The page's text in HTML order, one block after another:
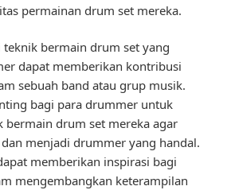
permainan drum set mereka.
teknik bermain drum set yang
dapat memberikan kontribusi
sebuah band atau grup musik.
bagi para drummer untuk
bermain drum set mereka agar
menjadi drummer yang handal.
memberikan inspirasi bagi
mengembangkan keterampilan